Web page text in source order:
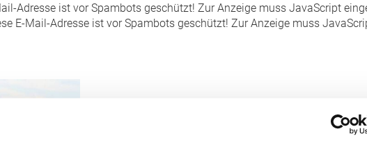
Adresse ist vor Spambots geschützt! Zur Anzeige muss JavaScript
E-Mail-Adresse ist vor Spambots geschützt! Zur Anzeige muss